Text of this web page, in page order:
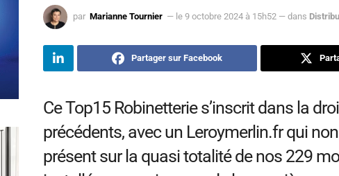
par Marianne Tournier — le 9 octobre 2024 à 15h52 — dans
Partager sur Facebook
Ce Top15 Robinetterie s’inscrit dans la
précédents, avec un Leroymerlin.fr qui
présent sur la quasi totalité de nos 229